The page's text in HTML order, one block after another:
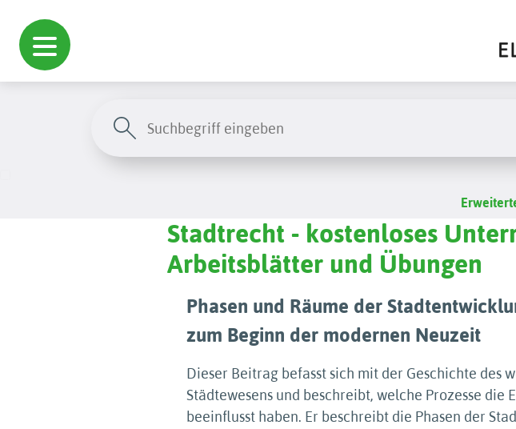
Stadtrecht - kostenloses
Arbeitsblätter und Übungen
Phasen und Räume der
zum Beginn der modernen Neuzeit
Dieser Beitrag befasst sich mit der Geschichte des
Städtewesens und beschreibt, welche Prozesse die
beeinflusst haben. Er beschreibt die Phasen der